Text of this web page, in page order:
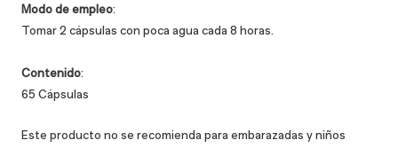
Modo de empleo:
Tomar 2 cápsulas con poca agua cada 8 horas.
Contenido:
65 Cápsulas
Este producto no se recomienda para embarazadas y niños